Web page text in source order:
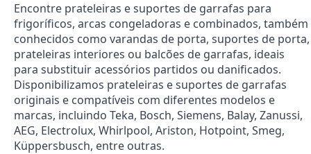
Encontre prateleiras e suportes de garrafas para
frigoríficos, arcas congeladoras e combinados, também
conhecidos como varandas de porta, suportes de porta,
prateleiras interiores ou balcões de garrafas, ideais
para substituir acessórios partidos ou danificados.
Disponibilizamos prateleiras e suportes de garrafas
originais e compatíveis com diferentes modelos e
marcas, incluindo Teka, Bosch, Siemens, Balay, Zanussi,
AEG, Electrolux, Whirlpool, Ariston, Hotpoint, Smeg,
Küppersbusch, entre outras.